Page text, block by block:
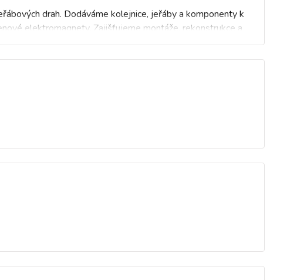
drah. Dodáváme kolejnice, jeřáby a komponenty k
elektromagnety. Zajišťujeme montáže, rekonstrukce a